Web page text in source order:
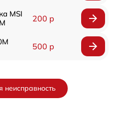
MSI
200 р
500 р
неисправность